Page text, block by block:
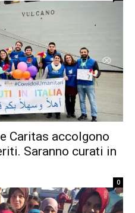
Caritas accolgono
Saranno curati in
0